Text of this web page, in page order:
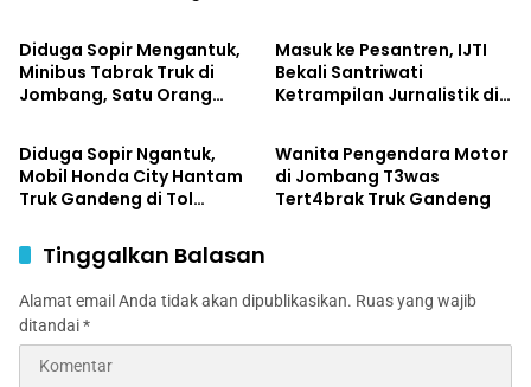
Diduga Sopir Mengantuk,
Minibus Tabrak Truk di
Jombang, Satu Orang
Masuk ke Pesantren, IJTI
Bekali Santriwati
Ketrampilan Jurnalistik di
Daerah
Diduga Sopir Ngantuk,
Mobil Honda City Hantam
Truk Gandeng di Tol
Sopir Luka Berat
Daerah
Wanita Pengendara Motor
di Jombang T3was
Tert4brak Truk Gandeng
Tinggalkan Balasan
Alamat email Anda tidak akan dipublikasikan. Ruas yang wajib
ditandai*